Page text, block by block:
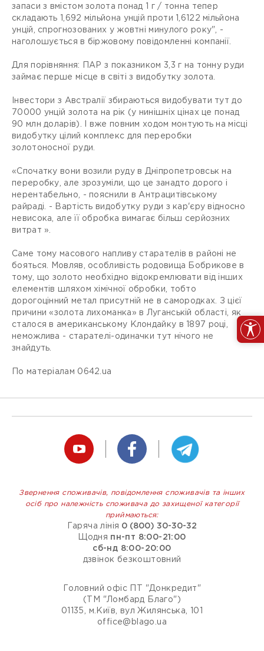
запаси з вмістом золота понад 1 г / тонна тепер
складають 1,692 мільйона унцій проти 1,6122 мільйона
унцій, спрогнозованих у жовтні минулого року", -
наголошується в біржовому повідомленні компанії.
Для порівняння: ПАР з показником 3,3 г на тонну руди
займає перше місце в світі з видобутку золота.
Інвестори з Австралії збираються видобувати тут до
70000 унцій золота на рік (у нинішніх цінах це понад
90 млн доларів). І вже повним ходом монтують на місці
видобутку цілий комплекс для переробки
золотоносної руди.
«Спочатку вони возили руду в Дніпропетровськ на
переробку, але зрозуміли, що це занадто дорого і
нерентабельно, - пояснили в Антрацитівському
райраді. - Вартість видобутку руди з кар'єру відносно
невисока, але її обробка вимагає більш серйозних
витрат ».
Саме тому масового напливу старателів в районі не
бояться. Мовляв, особливість родовища Бобрикове в
тому, що золото необхідно відокремлювати від інших
елементів шляхом хімічної обробки, тобто
дорогоцінний метал присутній не в самородках. З цієї
причини «золота лихоманка» в Луганській області, як
сталося в американському Клондайку в 1897 році,
неможлива - старателі-одиначки тут нічого не
знайдуть.
По матеріалам 0642.ua
Звернення споживачів, повідомлення споживачів та інших
осіб про належність споживача до захищеної категорії
приймаються:
Гаряча лінія 0 (800) 30-30-32
Щодня пн-пт 8:00-21:00
сб-нд 8:00-20:00
дзвінок безкоштовний
Головний офіс ПТ "Донкредит"
(ТМ "Ломбард Благо")
01135, м.Київ, вул Жилянська, 101
office@blago.ua